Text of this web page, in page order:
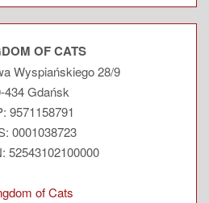
OF CATS
Wyspiańskiego 28/9
434 Gdańsk
9571158791
0001038723
52543102100000
of Cats